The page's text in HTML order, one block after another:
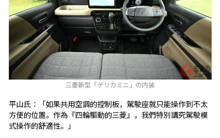
三菱新型「デリカミニ」の内装
平山氏：「如果共用空調的控制板，駕駛座就只能操作到不太
方便的位置。作為『四輪驅動的三菱』，我們特別講究駕駛模
式操作的舒適性。」